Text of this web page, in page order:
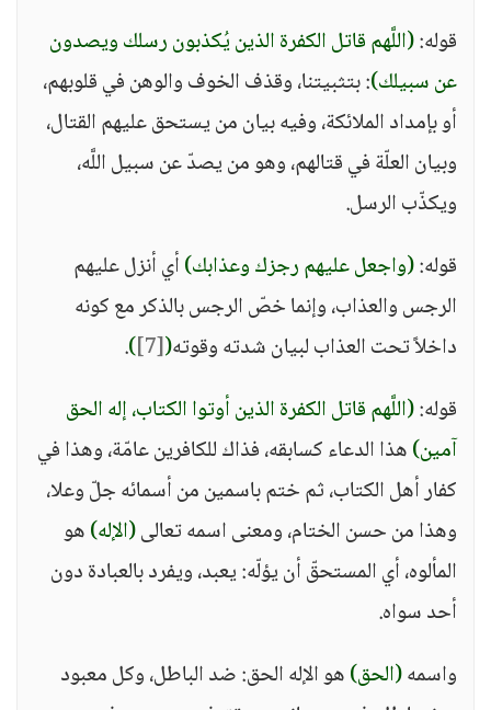
قوله:(اللَّهم قاتل الكفرة الذين يُكذبون رسلك ويصدون
عن سبيلك): بتثبيتنا، وقذف الخوف والوهن في قلوبهم،
أو بإمداد الملائكة، وفيه بيان من يستحق عليهم القتال،
وبيان العلّة في قتالهم، وهو من يصدّ عن سبيل اللَّه،
ويكذّب الرسل.
قوله:(واجعل عليهم رجزك وعذابك)أي أنزل عليهم
الرجس والعذاب، وإنما خصّ الرجس بالذكر مع كونه
داخلاً تحت العذاب لبيان شدته وقوته(
[7]
)
.
قوله:(اللَّهم قاتل الكفرة الذين أوتوا الكتاب، إله الحق
آمين)هذا الدعاء كسابقه، فذاك للكافرين عامّة، وهذا في
كفار أهل الكتاب، ثم ختم باسمين من أسمائه جلّ وعلا،
وهذا من حسن الختام، ومعنى اسمه تعالى(الإله)هو
المألوه، أي المستحقّ أن يؤلّه: يعبد، ويفرد بالعبادة دون
أحد سواه.
واسمه(الحق)هو الإله الحق: ضد الباطل، وكل معبود